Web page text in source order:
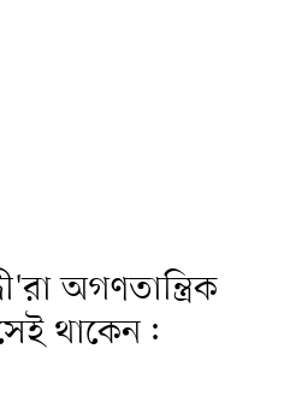
অগণতান্ত্রিক
থাকেন: